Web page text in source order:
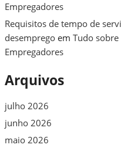
Empregadores
Requisitos de tempo de
desemprego em Tudo
Empregadores
Arquivos
julho 2026
junho 2026
maio 2026